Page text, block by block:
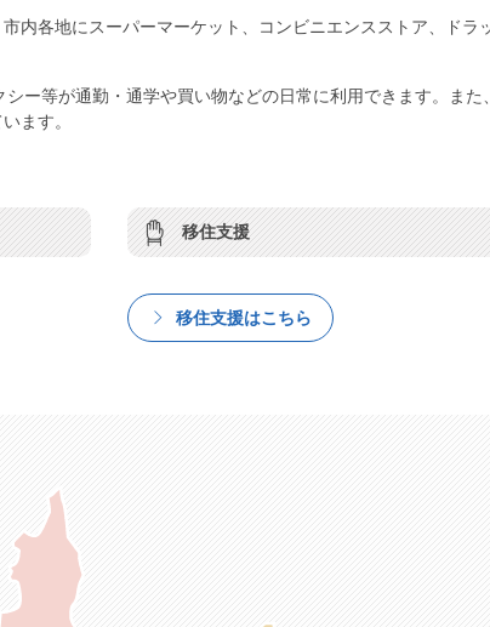
内各地にスーパーマーケット、コンビニエンスストア、ド
ー等が通勤・通学や買い物などの日常に利用できます。ま
ます。
移住支援
移住支援はこちら